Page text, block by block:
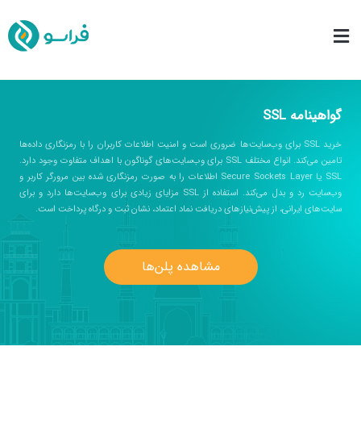
گواهینامه SSL
خرید SSL برای وب‌سایت‌ها ضروری است و امنیت اطلاعات کاربران را با رمزنگاری داده‌ها
تامین می‌کند. انواع مختلف SSL برای وب‌سایت‌های گوناگون با اهداف متفاوت وجود دارد.
SSL یا Secure Sockets Layer اطلاعات را به صورت رمزنگاری شده بین مرورگر کاربر و
وب‌سایت رد و بدل می‌کند. استفاده از SSL مزایای زیادی برای وب‌سایت‌ها دارد و برای
سایت‌های ایرانی، از پیش‌نیازهای دریافت نماد اعتماد، نشان ثبت و درگاه پرداخت است.
مشاهده پلن‌ها